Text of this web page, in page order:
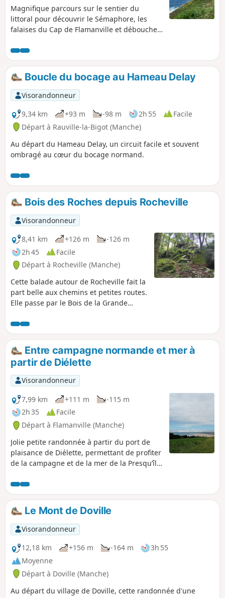
Magnifique parcours sur le sentier du
littoral pour découvrir le Sémaphore, les
falaises du Cap de Flamanville et déboucher
Retour par le parc aménagé qui fait face au
château.
Boucle du bocage au Hameau Delay
Visorandonneur
9,34 km
+93 m -98 m 2h 55
Facile
Départ à Rauville-la-Bigot (Manche)
Au départ du Hameau Delay, un circuit facile et souvent
ombragé au cœur du bocage normand.
Bois des Roches depuis Rocheville
Visorandonneur
8,41 km
+126 m
-126 m
2h 45
Facile
Départ à Rocheville (Manche)
Cette balade autour de Rocheville fait la
part belle aux chemins et petites routes.
Elle passe par le Bois de la Grande
allée couverte qui sont de véritables
curiosités dans le secteur. Il y a de
nombreux passages dans les bois ou en
forêt, plutôt à l'abri du soleil et qui
permettent de découvrir un Cotentin un
peu plus sauvage. Certains passages
peuvent être un peu humides selon la
saison et des chaussures de
randonnées sont conseillées pour
limiter les glissades.
Entre campagne normande et mer à
partir de Diélette
Visorandonneur
7,99 km
+111 m
-115 m
2h 35
Facile
Départ à Flamanville (Manche)
Jolie petite randonnée à partir du port de
plaisance de Diélette, permettant de profiter
de la campagne et de la mer de la Presqu’île
de vue.
Le Mont de Doville
Visorandonneur
12,18 km
+156 m -164 m
3h 55
Moyenne
Départ à Doville (Manche)
Au départ du village de Doville, cette randonnée d'une